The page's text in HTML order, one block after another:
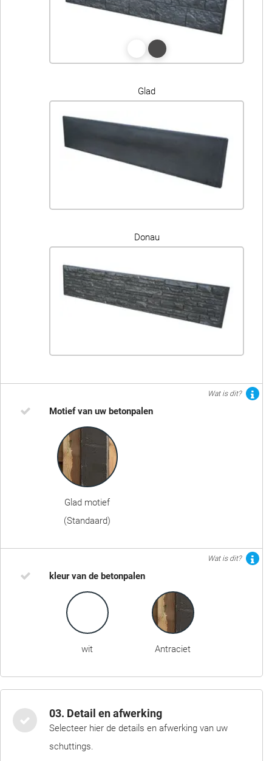
Glad
Donau
Wat is dit?
Motief van uw betonpalen
Glad motief
(Standaard)
Wat is dit?
kleur van de betonpalen
wit Antraciet
03. Detail en afwerking
Selecteer hier de details en afwerking van uw
schuttings.